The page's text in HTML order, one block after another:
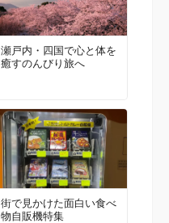
瀬戸内・四国で心と体を
癒すのんびり旅へ
街で見かけた面白い食べ
物自販機特集